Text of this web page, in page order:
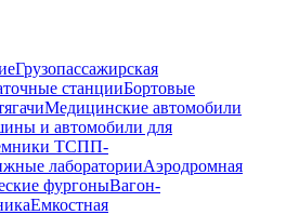
Грузопассажирская
станцииБортовые
Медицинские автомобили
и автомобили для
ТСПП-
лабораторииАэродромная
фургоныВагон-
Емкостная